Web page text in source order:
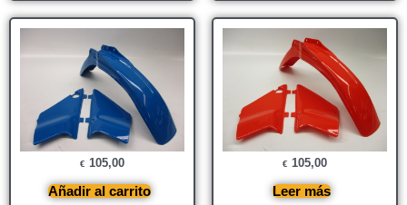
€ 105,00
Añadir al carrito
€ 105,00
Leer más